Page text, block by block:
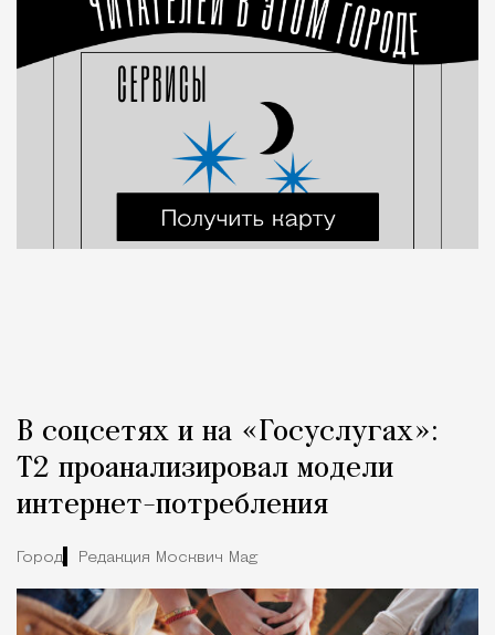
В соцсетях и на «Госуслугах»:
Т2 проанализировал модели
интернет-потребления
Город Редакция Москвич Mag